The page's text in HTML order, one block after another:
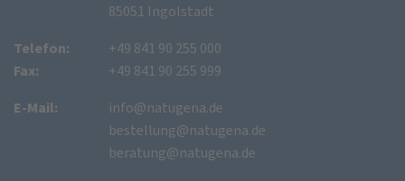
85051 Ingolstadt
Telefon:
Fax:
+49 841 90 255 000
+49 841 90 255 999
E-Mail:
info@natugena.de
bestellung@natugena.de
beratung@natugena.de